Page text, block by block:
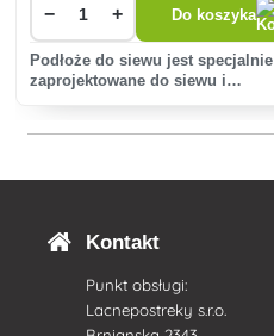
− + Do koszyka
Podłoże do siewu jest specjalnie
zaprojektowane do siewu i
Kontakt
Punkt obsługi:
Lacnepostreky s.r.o.